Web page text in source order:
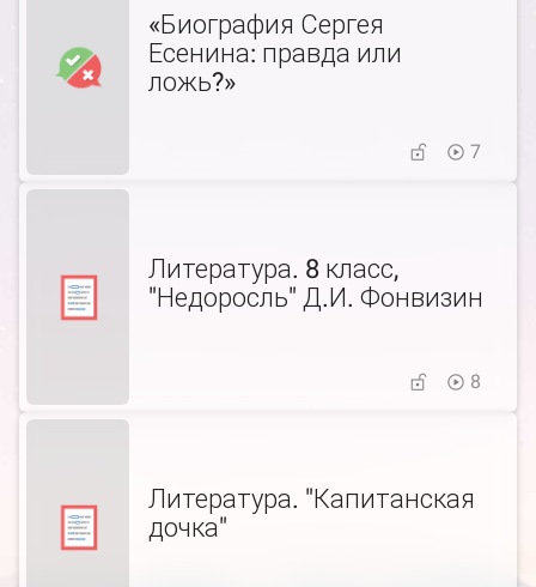
«Биография Сергея
Есенина: правда или
ложь?»
7
Литература. 8 класс,
"Недоросль" Д.И. Фонвизин
8
Литература. "Капитанская
дочка"